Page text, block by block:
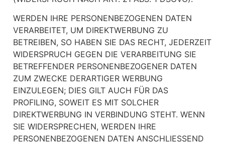
WERDEN IHRE PERSONENBEZOGENEN DATEN
VERARBEITET, UM DIREKTWERBUNG ZU
BETREIBEN, SO HABEN SIE DAS RECHT, JEDERZEIT
WIDERSPRUCH GEGEN DIE VERARBEITUNG SIE
BETREFFENDER PERSONENBEZOGENER DATEN
ZUM ZWECKE DERARTIGER WERBUNG
EINZULEGEN; DIES GILT AUCH FÜR DAS
PROFILING, SOWEIT ES MIT SOLCHER
DIREKTWERBUNG IN VERBINDUNG STEHT. WENN
SIE WIDERSPRECHEN, WERDEN IHRE
PERSONENBEZOGENEN DATEN ANSCHLIESSEND